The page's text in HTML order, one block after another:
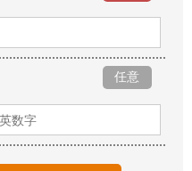
任意